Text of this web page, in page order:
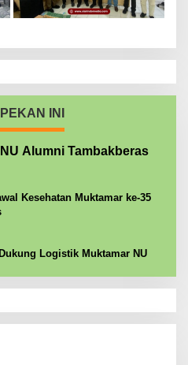
INI
Alumni Tambakberas
Kesehatan Muktamar ke-35
Logistik Muktamar NU